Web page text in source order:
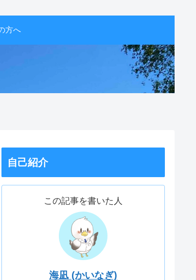
方へ
自己紹介
この記事を書いた人
海凪 (かいなぎ)